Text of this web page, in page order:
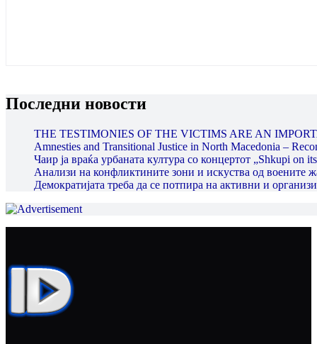
Последни новости
THE TESTIMONIES OF THE VICTIMS ARE AN
Amnesties and Transitional Justice in North Macedonia –
Чаир ја враќа урбаната култура со концертот „Shkupi on
Анализи на конфликтините зони и искуства од воените
Демократијата треба да се потпира на активни и